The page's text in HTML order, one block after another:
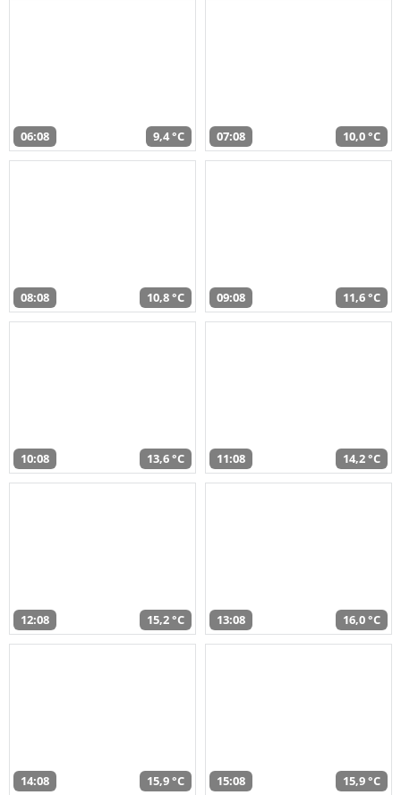
06:08 9,4 °C 07:08 10,0 °C
08:08 10,8 °C 09:08 11,6 °C
10:08 13,6 °C 11:08 14,2 °C
12:08 15,2 °C 13:08 16,0 °C
14:08 15,9 °C 15:08 15,9 °C